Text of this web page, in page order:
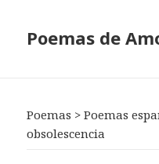
Poemas de
Poemas >Poemas
obsolescencia